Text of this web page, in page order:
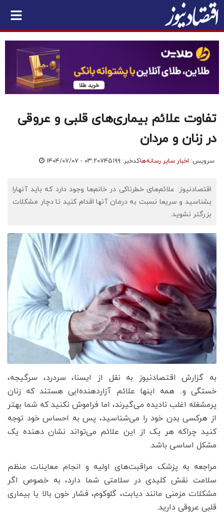
تفاوت‌ علائم بیماری‌های قلبی و عروقی
در زنان و مردان
سرویس: اخبار سایر رسانه‌هاکدخبر: ۷۴۵۱۹۹ ۱۴۰۴/۰۷/۰۷ - ۰۳:۲۰
اقتصادنیوز: علائم‌های خطرناکی در خانم‌ها وجود دارد که باید آنهارا
بشناسید و سریعا نسبت به درمان آنها اقدام کنید تا دچار مشکلات
بزرگتر نشوید.
به گزارش اقتصادنیوز به نقل از ایسنا، سردرد، سرگیجه،
خستگی و.. همه اینها علائم آزاردهنده‌ایی هستند که زنان
پرمشغله اغلب نادیده می‌گیرند، اما فراموش نکنید که شما بهتر
از هرکسی بدن خود را می‌شناسید، پس به احساس خود توجه
کنید چراکه هر یک از این علائم می‌تواند نشان دهنده یک
مشکل اساسی باشد.
مراجعه به پزشک مراقبت‌های اولیه و انجام معاینات منظم
سلامت نقش کلیدی در سلامتی شما دارد، به خصوص اگر
مشکلات مزمنی مانند دیابت، گلوکوم، فشار خون بالا یا بیماری
قلبی عروقی دارید.